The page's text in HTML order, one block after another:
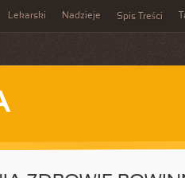
Lekarski Nadzieje Spis Treści